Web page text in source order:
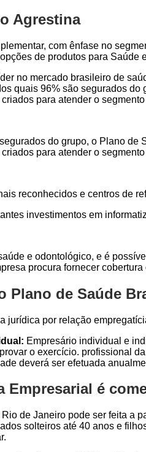
Agrestina
com ênfase no
de produtos para
no mercado brasileiro de
quais 96% são segurados
para atender o
do grupo, o Plano
para atender o
reconhecidos e centros de
investimentos em
e odontológico, e é
procura fornecer cobertura
Plano de Saúde
jurídica por relação
Empresário individual e
o exercício. profissional
deverá ser efetuada
Empresarial é
de Janeiro pode ser feita a
solteiros até 40 anos e